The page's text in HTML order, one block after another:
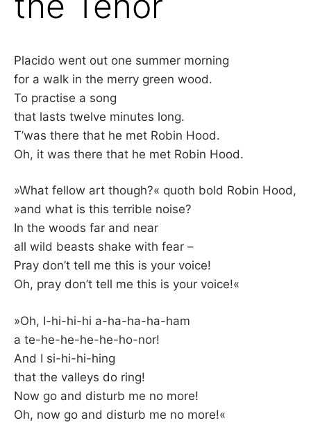
F
I
L
K
&
O
L
Placido went out one summer morning
for a walk in the merry green wood.
To practise a song
that lasts twelve minutes long.
T’was there that he met Robin Hood.
Oh, it was there that he met Robin Hood.
»What fellow art though?« quoth bold Robin Hood,
»and what is this terrible noise?
In the woods far and near
all wild beasts shake with fear –
Pray don’t tell me this is your voice!
Oh, pray don’t tell me this is your voice!«
»Oh, I-hi-hi-hi a-ha-ha-ha-ham
a te-he-he-he-he-ho-nor!
And I si-hi-hi-hing
that the valleys do ring!
Now go and disturb me no more!
Oh, now go and disturb me no more!«